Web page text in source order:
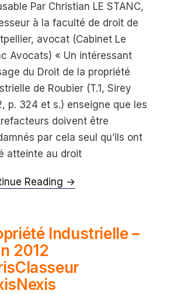
Par Christian LE STANC,
à la faculté de droit de
avocat (Cabinet Le
Avocats) « Un intéressant
du Droit de la propriété
de Roubier (T.1, Sirey
p. 324 et s.) enseigne que les
doivent être
par cela seul qu’ils ont
atteinte au droit
Reading →
Industrielle –
2012